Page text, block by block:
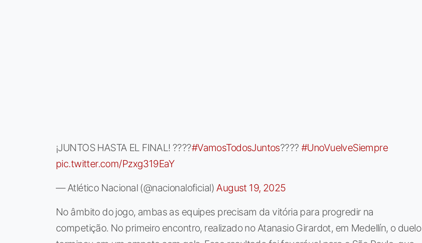
¡JUNTOS HASTA EL FINAL! ????#VamosTodosJuntos???? #UnoVuelveSiempre
pic.twitter.com/Pzxg319EaY
— Atlético Nacional (@nacionaloficial)August 19, 2025
No âmbito do jogo, ambas as equipes precisam da vitória para progredir na
competição. No primeiro encontro, realizado no Atanasio Girardot, em Medellín, o duelo